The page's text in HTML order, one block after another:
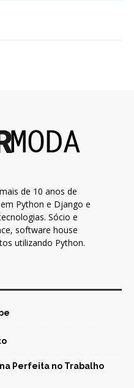
de 10 anos de
Python e Django e
Sócio e
software house
utilizando Python.
Perfeita no Trabalho